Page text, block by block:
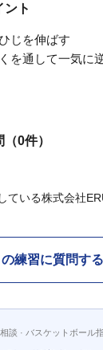
ント
じを伸ばす
を通して一気に
0件）
いる株式会社
の練習に質問する
談 · バスケットボール